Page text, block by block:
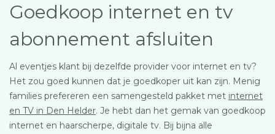
Goedkoop internet en tv
abonnement afsluiten
Al eventjes klant bij dezelfde provider voor internet en tv?
Het zou goed kunnen dat je goedkoper uit kan zijn. Menig
families prefereren een samengesteld pakket met internet
en TV in Den Helder. Je hebt dan het gemak van goedkoop
internet en haarscherpe, digitale tv. Bij bijna alle